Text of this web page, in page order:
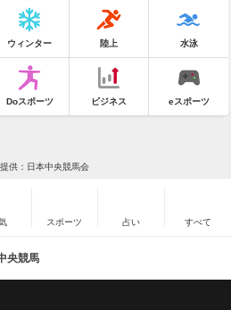
ウィンター 陸上 水泳
Doスポーツ ビジネス eスポーツ
供：日本中央競馬会
スポーツ 占い すべて
央競馬